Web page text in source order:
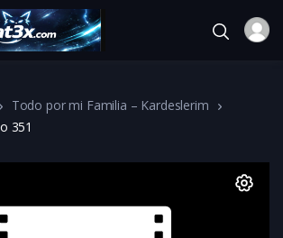
Todo por mi Familia – Kardeslerim
351